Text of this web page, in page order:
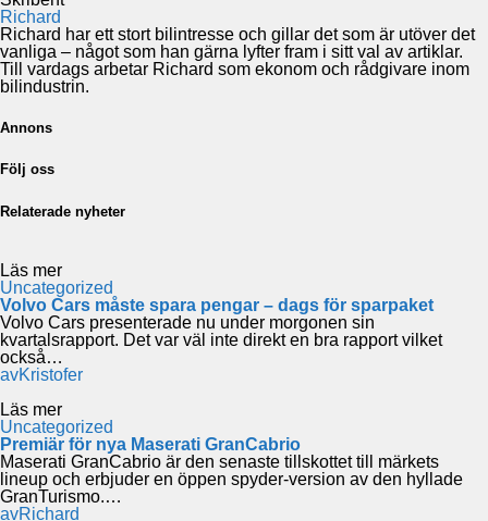
Richard
Richard har ett stort bilintresse och gillar det som är utöver det
vanliga – något som han gärna lyfter fram i sitt val av artiklar.
Till vardags arbetar Richard som ekonom och rådgivare inom
bilindustrin.
Annons
Följ oss
Relaterade nyheter
Läs mer
Uncategorized
Volvo Cars måste spara pengar – dags för sparpaket
Volvo Cars presenterade nu under morgonen sin
kvartalsrapport. Det var väl inte direkt en bra rapport vilket
också…
avKristofer
Läs mer
Uncategorized
Premiär för nya Maserati GranCabrio
Maserati GranCabrio är den senaste tillskottet till märkets
lineup och erbjuder en öppen spyder-version av den hyllade
GranTurismo.…
avRichard